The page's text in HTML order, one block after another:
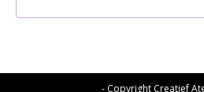
- Copyright Creatief